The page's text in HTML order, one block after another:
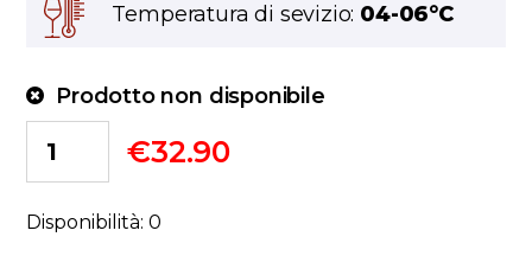
Temperatura di sevizio: 04-06°C
Prodotto non disponibile
€32.90
Disponibilità: 0